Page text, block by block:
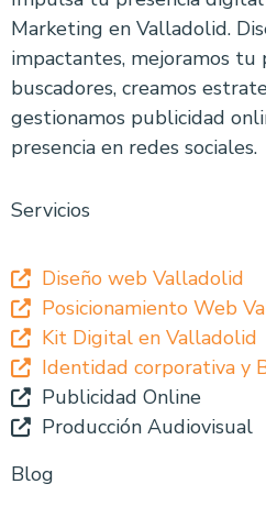
Marketing en Valladolid.
impactantes, mejoramos tu
buscadores, creamos
gestionamos publicidad
presencia en redes sociales.
Servicios
Diseño web Valladolid
Posicionamiento Web
Kit Digital en Valladolid
Identidad corporativa y
Publicidad Online
Producción Audiovisual
Blog